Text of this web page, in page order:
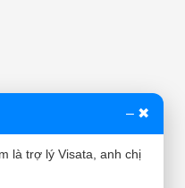
– ✖
là trợ lý Visata, anh chị